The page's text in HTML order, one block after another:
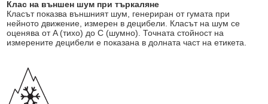
Клас на външен шум при търкаляне
Класът показва външният шум, генериран от гумата при
нейното движение, измерен в децибели. Класът на шум се
оценява от A (тихо) до C (шумно). Точната стойност на
измерените децибели е показана в долната част на етикета.